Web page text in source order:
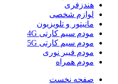
هندزفری
لوازم شخصی
مانیتور و تلویزیون
مودم سیم کارتی 4G
مودم سیم کارتی 5G
مودم فیبر نوری
مودم همراه
صفحه نخست